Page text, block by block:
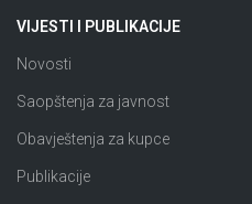
VIJESTI I PUBLIKACIJE
Novosti
Saopštenja za javnost
Obavještenja za kupce
Publikacije